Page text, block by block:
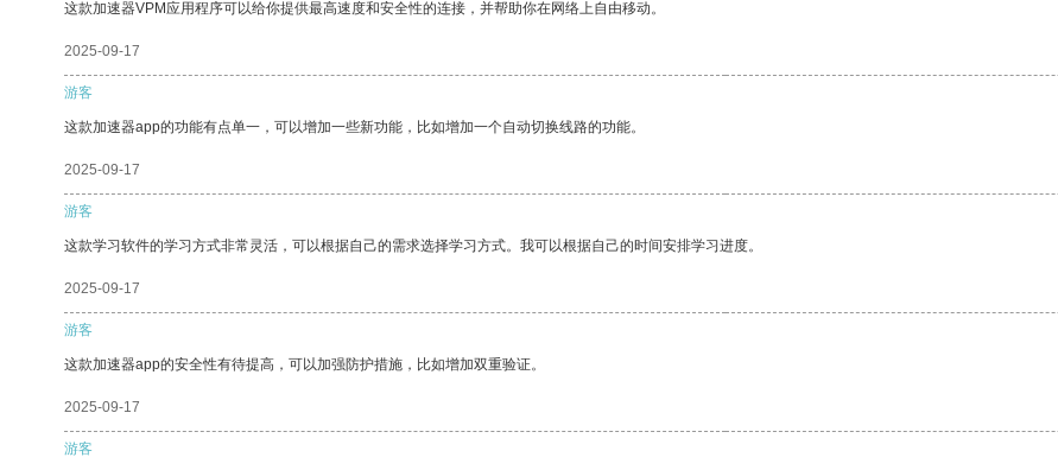
这款加速器VPM应用程序可以给你提供最高速度和安全性的连接，并帮助你在网络上自由移动。
2025-09-17
游客
这款加速器app的功能有点单一，可以增加一些新功能，比如增加一个自动切换线路的功能。
2025-09-17
游客
这款学习软件的学习方式非常灵活，可以根据自己的需求选择学习方式。我可以根据自己的时间安排学习进度。
2025-09-17
游客
这款加速器app的安全性有待提高，可以加强防护措施，比如增加双重验证。
2025-09-17
游客